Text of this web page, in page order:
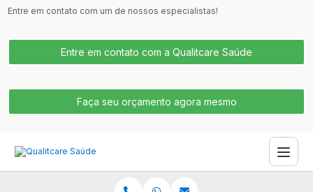
Entre em contato com um de nossos especialistas!
Entre em contato com a Qualitcare Saúde
Faça seu orçamento agora mesmo